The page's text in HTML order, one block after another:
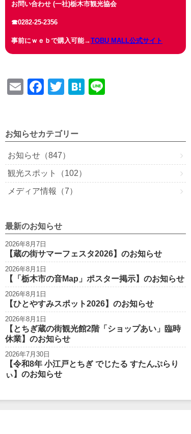
お問い合わせ (一社)栃木市観光協会
☎0282-25-2356
事前にｗｅｂで購入可能→TOBU MALL公式サイト
E
F
e
b
o
o
k
T
er
H
お知らせカテゴリー
お知らせ（847）
観光スポット（102）
メディア情報（7）
最新のお知らせ
2026年8月7日
【蔵の街サマーフェスタ2026】のお知らせ
2026年8月1日
【「栃木市の音Map」ポスター掲示】のお知らせ
2026年8月1日
【ひとやすみスポット2026】のお知らせ
2026年8月1日
【とちぎ蔵の街観光館2階「ショップあい」臨時
休業】のお知らせ
2026年7月30日
【令和8年 小江戸とちぎ でじたる すたんぷらり
ぃ】のお知らせ